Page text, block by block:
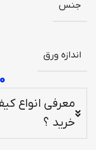
جنس
اندازه ورق
معرفی انواع
خرید ؟